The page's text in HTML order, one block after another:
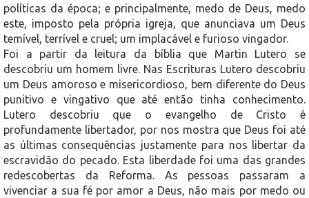
políticas da época; e principalmente, medo de Deus, medo
este, imposto pela própria igreja, que anunciava um Deus
temível, terrível e cruel; um implacável e furioso vingador.
Foi a partir da leitura da bíblia que Martin Lutero se
descobriu um homem livre. Nas Escrituras Lutero descobriu
um Deus amoroso e misericordioso, bem diferente do Deus
punitivo e vingativo que até então tinha conhecimento.
Lutero descobriu que o evangelho de Cristo é
profundamente libertador, por nos mostra que Deus foi até
as últimas consequências justamente para nos libertar da
escravidão do pecado. Esta liberdade foi uma das grandes
redescobertas da Reforma. As pessoas passaram a
vivenciar a sua fé por amor a Deus, não mais por medo ou